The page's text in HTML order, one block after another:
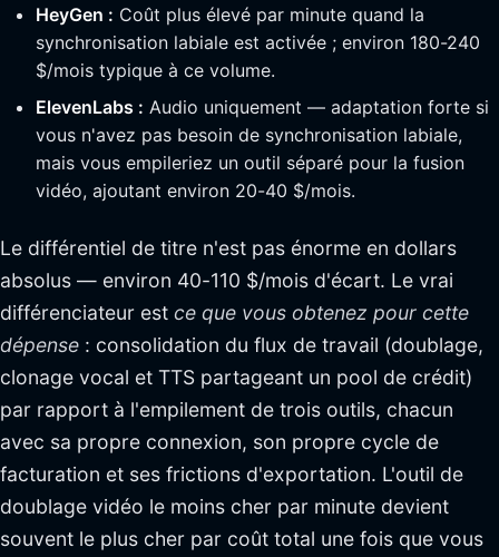
HeyGen : Coût plus élevé par minute quand la
synchronisation labiale est activée ; environ 180-240
$/mois typique à ce volume.
ElevenLabs : Audio uniquement — adaptation forte si
vous n'avez pas besoin de synchronisation labiale,
mais vous empileriez un outil séparé pour la fusion
vidéo, ajoutant environ 20-40 $/mois.
Le différentiel de titre n'est pas énorme en dollars
absolus — environ 40-110 $/mois d'écart. Le vrai
différenciateur est ce que vous obtenez pour cette
dépense : consolidation du flux de travail (doublage,
clonage vocal et TTS partageant un pool de crédit)
par rapport à l'empilement de trois outils, chacun
avec sa propre connexion, son propre cycle de
facturation et ses frictions d'exportation. L'outil de
doublage vidéo le moins cher par minute devient
souvent le plus cher par coût total une fois que vous